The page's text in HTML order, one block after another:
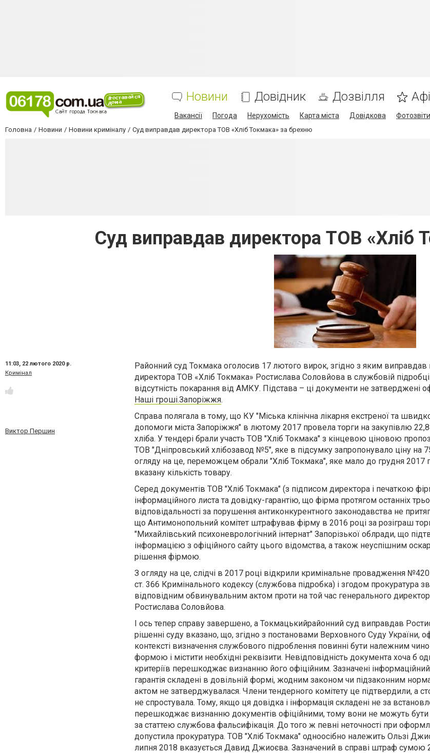
Новини Довідник Дозвілля
Вакансії Погода Нерухомість Карта міста Довідкова Фотозвіти
Головна Новини Новини криміналу Суд виправдав директора ТОВ «Хліб Токмака» за брехню
Суд виправдав директора ТОВ «Хліб
11:03, 22 лютого 2020 р.
Кримінал
Виктор Першин
Районний суд Токмака оголосив 17 лютого вирок, згідно з яким виправдав
директора ТОВ «Хліб Токмака» Ростислава Соловйова в службовій підробці
відсутність покарання від АМКУ. Підстава – ці документи не затверджені
Наші гроші.Запоріжжя.
Справа полягала в тому, що КУ "Міська клінічна лікарня екстреної та
допомоги міста Запоріжжя" в лютому 2017 провела торги на закупівлю
хліба. У тендері брали участь ТОВ "Хліб Токмака" з кінцевою ціновою
ТОВ "Дніпровський хлібозавод №5", яке в підсумку запропонувало ціну на
огляду на це, переможцем обрали "Хліб Токмака", яке мало до грудня 2017
вказану кількість товару.
Серед документів ТОВ "Хліб Токмака" (з підписом директора і печаткою
інформаційного листа та довідку-гарантію, що фірма протягом останніх
відповідальності за порушення антиконкурентного законодавства не
що Антимонопольний комітет штрафував фірму в 2016 році за розіграш
"Михайлівський психоневрологічний інтернат" Запорізької облради, що
інформацією з офіційного сайту цього відомства, а також неуспішним
рішення фірмою.
З огляду на це, слідчі в 2017 році відкрили кримінальне провадження
ст. 366 Кримінального кодексу (службова підробка) і згодом прокуратура
відповідним обвинувальним актом проти на той час генерального
Ростислава Соловйова.
І ось тепер справу завершено, а Токмацькийрайонний суд виправдав
рішенні суду вказано, що, згідно з постановами Верховного Суду України,
контексті визначення службового підроблення повинні бути належним
формою і містити необхідні реквізити. Невідповідність документа хоча б
критеріїв перешкоджає визнанню його офіційним. Зазначені інформаційний
гарантія складені в довільній формі, жодним законом чи підзаконним
актом не затверджувалася. Члени тендерного комітету це підтвердили, а
не спростувала. Тому, якщо ця довідка і інформація складені не за
перешкоджає визнанню документів офіційними, тому вони не можуть
за статтею службова фальсифікація. До того ж певні неточності при
допустила прокуратура. ТОВ "Хліб Токмака" одноосібно належить Ользі
липня 2018 вказується Давид Джиоєва. Зазначений в справі штраф сумою